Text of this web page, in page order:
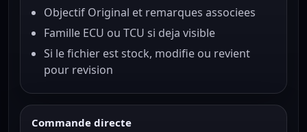
Objectif Original et remarques associees
Famille ECU ou TCU si deja visible
Si le fichier est stock, modifie ou revient
pour revision
Commande directe